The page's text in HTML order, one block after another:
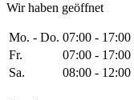
Wir haben geöffnet
Mo. - Do. 07:00 -
Fr.
07:00 -
Sa.
08:00 -